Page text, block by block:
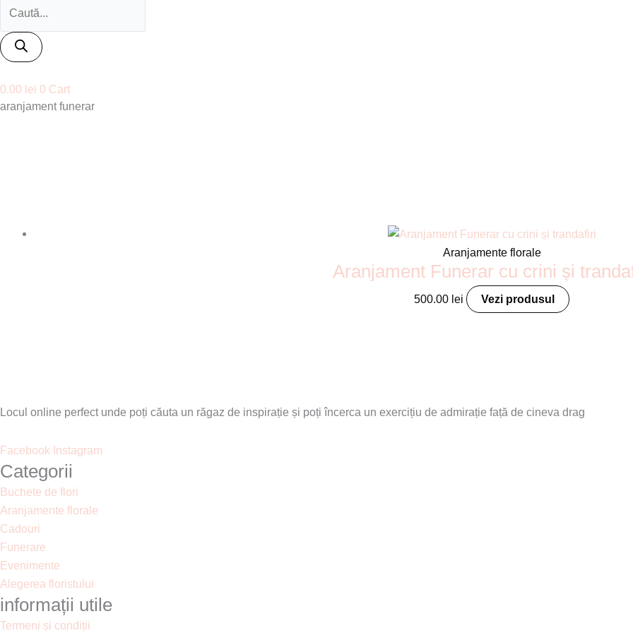
0.00 lei 0 Cart
aranjament funerar
Aranjamente florale
Aranjament Funerar cu crini și
500.00 lei Vezi produsul
Locul online perfect unde poți căuta un răgaz de inspirație și poți încerca un exercițiu de admirație față de cineva drag
Facebook Instagram
Categorii
Buchete de flori
Aranjamente florale
Cadouri
Funerare
Evenimente
Alegerea floristului
informații utile
Termeni și condiții